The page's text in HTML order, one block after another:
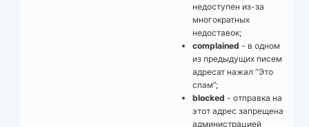
недоступен из-за
многократных
недоставок;
complained - в одном
из предыдущих писем
адресат нажал “Это
спам”;
blocked - отправка на
этот адрес запрещена
администрацией